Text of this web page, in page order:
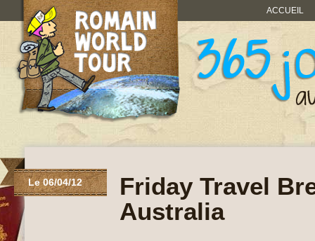
ACCUEIL
Le 06/04/12
Friday Travel
Australia